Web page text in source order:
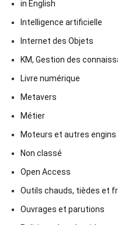
in English
Intelligence artificielle
Internet des Objets
KM, Gestion des
Livre numérique
Metavers
Métier
Moteurs et autres engins
Non classé
Open Access
Outils chauds, tièdes et
Ouvrages et parutions